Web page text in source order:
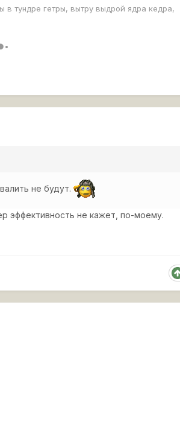
в тундре гетры, вытру выдрой ядра кедра,
не будут.
эффективность не кажет, по-моему.